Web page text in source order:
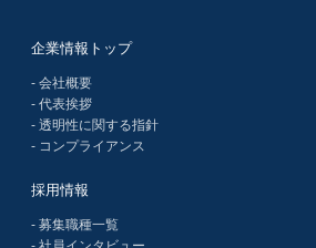
企業情報トップ
- 会社概要
- 代表挨拶
- 透明性に関する指針
- コンプライアンス
採用情報
- 募集職種一覧